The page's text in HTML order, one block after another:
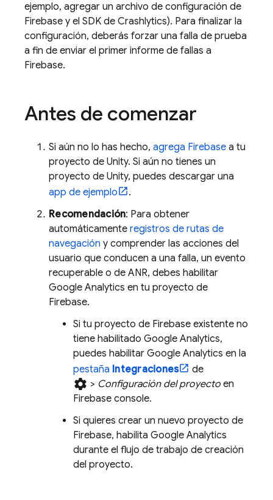
ejemplo, agregar un archivo de configuración de
Firebase y el SDK de Crashlytics). Para finalizar la
configuración, deberás forzar una falla de prueba
a fin de enviar el primer informe de fallas a
Firebase.
Antes de comenzar
Si aún no lo has hecho, agrega Firebase a tu
proyecto de Unity. Si aún no tienes un
proyecto de Unity, puedes descargar una
app de ejemplo
.
Recomendación: Para obtener
automáticamente registros de rutas de
navegación y comprender las acciones del
usuario que conducen a una falla, un evento
recuperable o de ANR, debes habilitar
Google Analytics en tu proyecto de
Firebase.
Si tu proyecto de Firebase existente no
tiene habilitado Google Analytics,
puedes habilitar Google Analytics en la
pestaña Integraciones de
settings > Configuración del proyecto en
Firebase console.
Si quieres crear un nuevo proyecto de
Firebase, habilita Google Analytics
durante el flujo de trabajo de creación
del proyecto.